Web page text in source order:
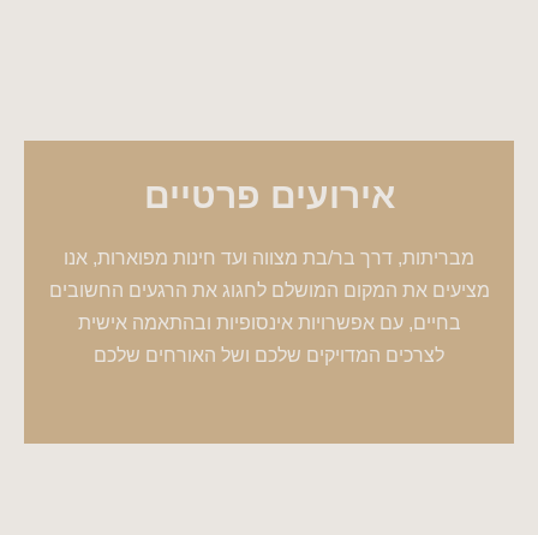
אירועים פרטיים
מבריתות, דרך בר/בת מצווה ועד חינות מפוארות, אנו
מציעים את המקום המושלם לחגוג את הרגעים החשובים
בחיים, עם אפשרויות אינסופיות ובהתאמה אישית
לצרכים המדויקים שלכם ושל האורחים שלכם